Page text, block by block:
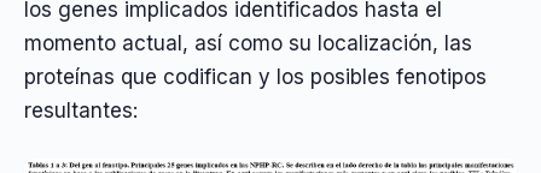
los genes implicados identificados hasta el
momento actual, así como su localización, las
proteínas que codifican y los posibles fenotipos
resultantes: